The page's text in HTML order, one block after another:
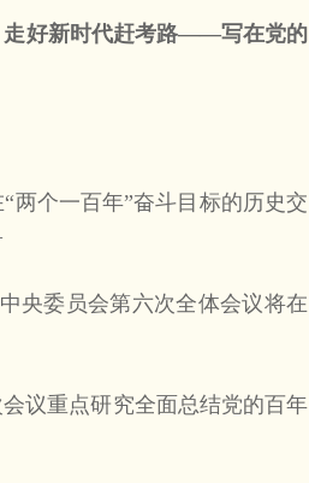
走好新时代赶考路——写在党的
个一百年”奋斗目标的历史交
央委员会第六次全体会议将在
议重点研究全面总结党的百年